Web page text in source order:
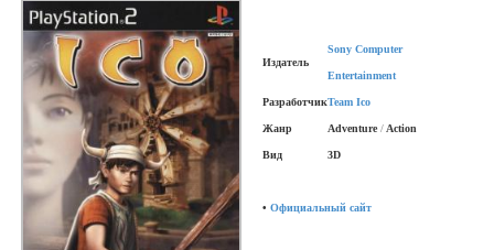
Издатель
Sony Computer
Entertainment
РазработчикTeam Ico
Жанр Adventure/ Action
Вид 3D
•Официальный сайт